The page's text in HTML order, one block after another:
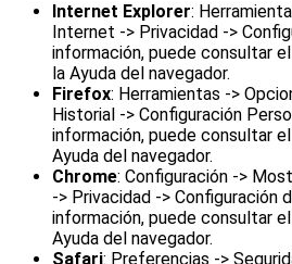
Internet Explorer:
Internet -> Privacidad ->
información, puede consultar el
la Ayuda del navegador.
Firefox: Herramientas ->
Historial -> Configuración
información, puede consultar el
Ayuda del navegador.
Chrome: Configuración ->
-> Privacidad -> Configuración
información, puede consultar el
Ayuda del navegador.
Safari: Preferencias ->